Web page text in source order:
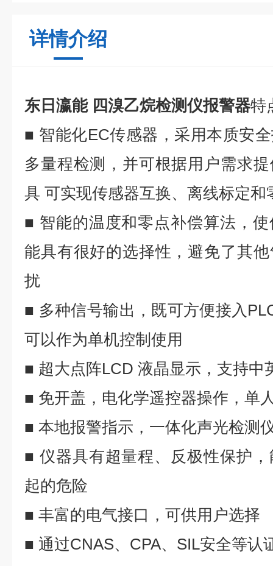
详情介绍
东日瀛能 四溴乙烷检测仪报警器特
■ 智能化EC传感器，采用本质安
多量程检测，并可根据用户需求
具 可实现传感器互换、离线标定和
■ 智能的温度和零点补偿算法，
能具有很好的选择性，避免了其
扰
■ 多种信号输出，既可方便接入
可以作为单机控制使用
■ 超大点阵LCD 液晶显示，支持中
■ 免开盖，电化学遥控器操作，单
■ 本地报警指示，一体化声光检测
■ 仪器具有超量程、反极性保护
起的危险
■ 丰富的电气接口，可供用户选择
■ 通过CNAS、 CPA、 SIL安全等认